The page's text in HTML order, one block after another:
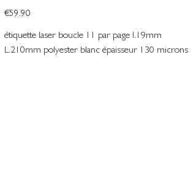
Price
€59.90
étiquette laser boucle 11 par page l.19mm
L.210mm polyester blanc épaisseur 130 microns